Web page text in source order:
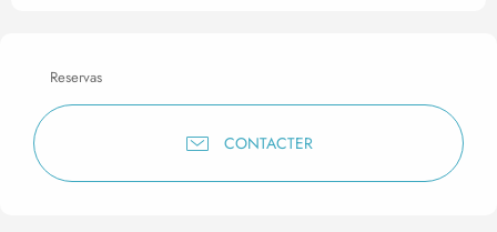
Reservas
CONTACTER